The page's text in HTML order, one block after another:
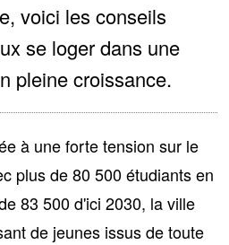
voici les conseils
se loger dans une
pleine croissance.
à une forte tension sur le
plus de 80 500 étudiants en
83 500 d'ici 2030, la ville
de jeunes issus de toute